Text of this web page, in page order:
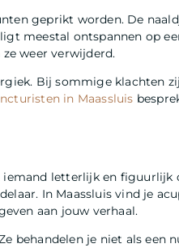
geprikt worden. De
meestal ontspannen op
weer verwijderd.
Bij sommige klachten
in Maassluis
iemand letterlijk en figuurlijk
In Maassluis vind je
aan jouw verhaal.
behandelen je niet als een